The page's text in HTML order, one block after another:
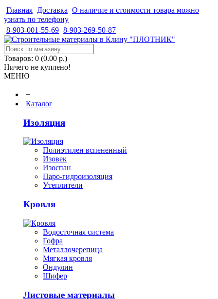
Главная Доставка О наличие и стоимости товара можно
узнать по телефону
8-903-001-55-69 8-903-269-50-87
Товаров: 0 (0.00 р.)
Ничего не куплено!
МЕНЮ
+
Каталог
Изоляция
Полиэтилен вспененный
Изовек
Изоспан
Паро-гидроизоляция
Утеплители
Кровля
Водосточная система
Гофра
Металлочерепица
Мягкая кровля
Ондулин
Шифер
Листовые материалы